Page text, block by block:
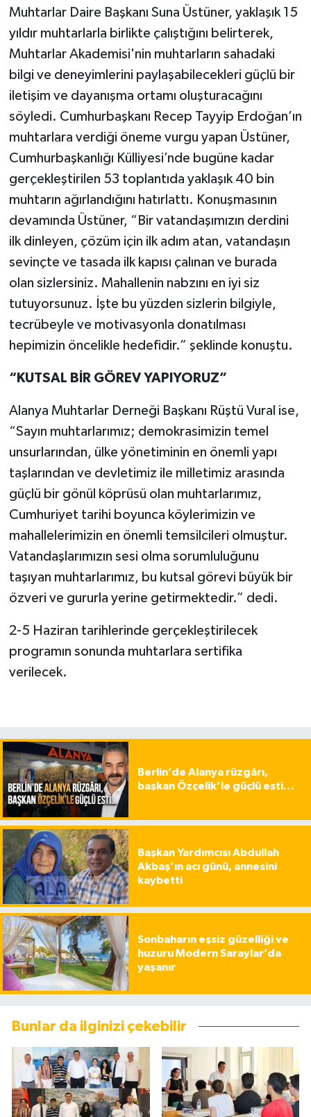
Muhtarlar Daire Başkanı Suna Üstüner, yaklaşık 15
yıldır muhtarlarla birlikte çalıştığını belirterek,
Muhtarlar Akademisi'nin muhtarların sahadaki
bilgi ve deneyimlerini paylaşabilecekleri güçlü bir
iletişim ve dayanışma ortamı oluşturacağını
söyledi. Cumhurbaşkanı Recep Tayyip Erdoğan’ın
muhtarlara verdiği öneme vurgu yapan Üstüner,
Cumhurbaşkanlığı Külliyesi’nde bugüne kadar
gerçekleştirilen 53 toplantıda yaklaşık 40 bin
muhtarın ağırlandığını hatırlattı. Konuşmasının
devamında Üstüner, “Bir vatandaşımızın derdini
ilk dinleyen, çözüm için ilk adım atan, vatandaşın
sevinçte ve tasada ilk kapısı çalınan ve burada
olan sizlersiniz. Mahallenin nabzını en iyi siz
tutuyorsunuz. İşte bu yüzden sizlerin bilgiyle,
tecrübeyle ve motivasyonla donatılması
hepimizin öncelikle hedefidir.” şeklinde konuştu.
“KUTSAL BİR GÖREV YAPIYORUZ”
Alanya Muhtarlar Derneği Başkanı Rüştü Vural ise,
“Sayın muhtarlarımız; demokrasimizin temel
unsurlarından, ülke yönetiminin en önemli yapı
taşlarından ve devletimiz ile milletimiz arasında
güçlü bir gönül köprüsü olan muhtarlarımız,
Cumhuriyet tarihi boyunca köylerimizin ve
mahallelerimizin en önemli temsilcileri olmuştur.
Vatandaşlarımızın sesi olma sorumluluğunu
taşıyan muhtarlarımız, bu kutsal görevi büyük bir
özveri ve gururla yerine getirmektedir.” dedi.
2-5 Haziran tarihlerinde gerçekleştirilecek
programın sonunda muhtarlara sertifika
verilecek.
Berlin’de Alanya rüzgârı,
başkan Özçelik’le güçlü esti…
Başkan Yardımcısı Abdullah
Akbaş’ın acı günü, annesini
kaybetti
Sonbaharın eşsiz güzelliği ve
huzuru Modern Saraylar’da
yaşanır
Bunlar da ilginizi çekebilir